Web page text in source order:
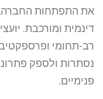
את התפתחות
דינמית ומורכבת.
רב-תחומי
נסתרות ולספק
פנימיים.